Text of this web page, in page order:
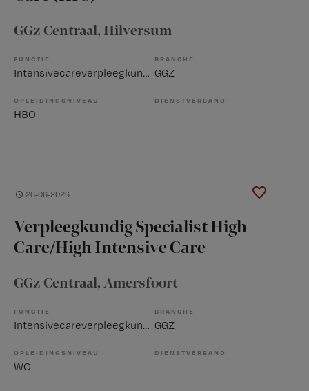
GGz Centraal, Hilversum
FUNCTIE
Intensivecareverpleegkundige
BRANCHE
GGZ
OPLEIDINGSNIVEAU
HBO
DIENSTVERBAND
26-06-2026
Verpleegkundig Specialist High
Care/High Intensive Care
GGz Centraal, Amersfoort
FUNCTIE
Intensivecareverpleegkundige
BRANCHE
GGZ
OPLEIDINGSNIVEAU
WO
DIENSTVERBAND